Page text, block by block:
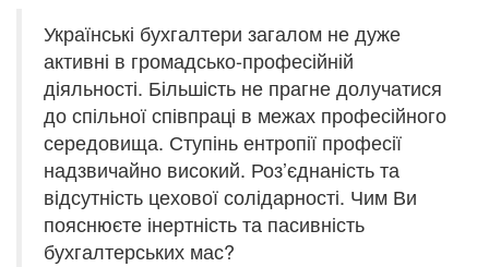
Українські бухгалтери загалом не дуже
активні в громадсько-професійній
діяльності. Більшість не прагне долучатися
до спільної співпраці в межах професійного
середовища. Ступінь ентропії професії
надзвичайно високий. Роз’єднаність та
відсутність цехової солідарності. Чим Ви
пояснюєте інертність та пасивність
бухгалтерських мас?